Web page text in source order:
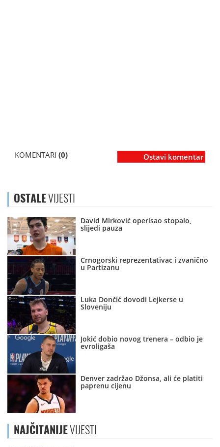
KOMENTARI (0) Ostavi komentar
OSTALEVIJESTI
David Mirković operisao stopalo,
slijedi pauza
Crnogorski reprezentativac i zvanično
u Partizanu
Luka Dončić dovodi Lejkerse u
Sloveniju
Jokić dobio novog trenera – odbio je
evroligaša
Denver zadržao Džonsa, ali će platiti
paprenu cijenu
NAJČITANIJEVIJESTI